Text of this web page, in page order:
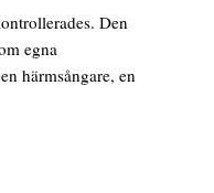
Den
egna
härmsångare, en